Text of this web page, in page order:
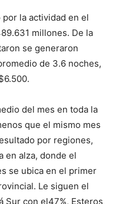
la actividad en el
millones. De la
se generaron
de 3.6 noches,
del mes en toda la
que el mismo mes
por regiones,
en alza, donde el
se ubica en el primer
Le siguen el
Sur con el47%, Esteros